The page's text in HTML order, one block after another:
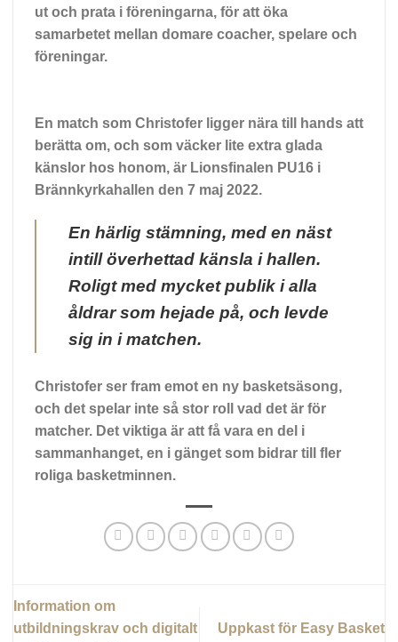
ut och prata i föreningarna, för att öka
samarbetet mellan domare coacher, spelare och
föreningar.
En match som Christofer ligger nära till hands att
berätta om, och som väcker lite extra glada
känslor hos honom, är Lionsfinalen PU16 i
Brännkyrkahallen den 7 maj 2022.
En härlig stämning, med en näst
intill överhettad känsla i hallen.
Roligt med mycket publik i alla
åldrar som hejade på, och levde
sig in i matchen.
Christofer ser fram emot en ny basketsäsong,
och det spelar inte så stor roll vad det är för
matcher. Det viktiga är att få vara en del i
sammanhanget, en i gänget som bidrar till fler
roliga basketminnen.
Information om
utbildningskrav och digitalt
Uppkast för Easy Basket